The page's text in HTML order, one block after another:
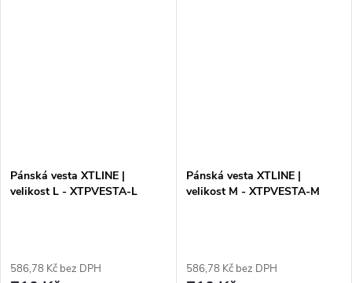
Pánská vesta XTLINE |
velikost L - XTPVESTA-L
586,78 Kč bez DPH
Pánská vesta XTLINE |
velikost M - XTPVESTA-M
586,78 Kč bez DPH